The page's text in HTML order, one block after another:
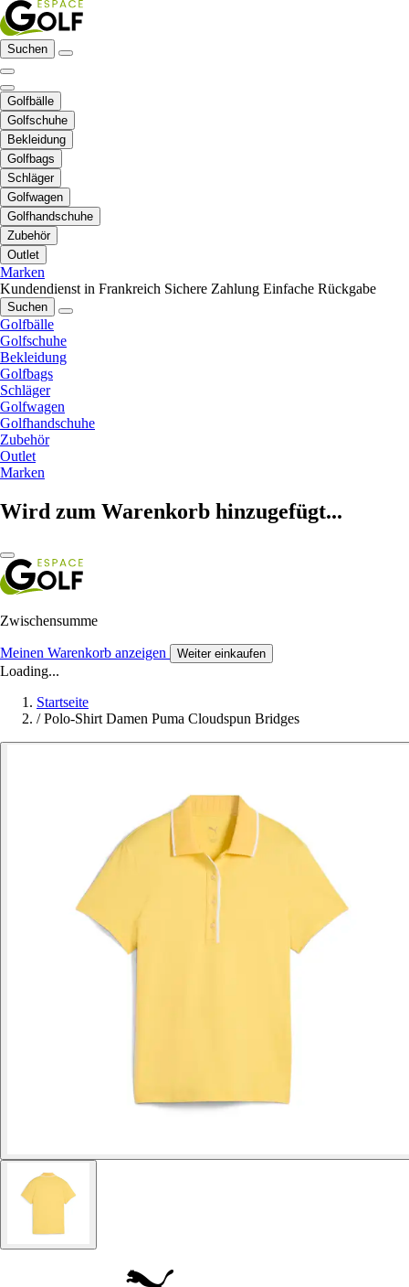
Suchen
Golfbälle
Golfschuhe
Bekleidung
Golfbags
Schläger
Golfwagen
Golfhandschuhe
Zubehör
Outlet
Marken
Kundendienst in Frankreich Sichere Zahlung Einfache Rückgabe
Suchen
Golfbälle
Golfschuhe
Bekleidung
Golfbags
Schläger
Golfwagen
Golfhandschuhe
Zubehör
Outlet
Marken
Wird zum Warenkorb hinzugefügt...
Zwischensumme
Meinen Warenkorb anzeigen Weiter einkaufen
Loading...
Startseite
/ Polo-Shirt Damen Puma Cloudspun Bridges